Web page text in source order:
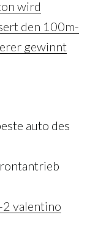
wird
den 100m-
gewinnt
auto des
valentino